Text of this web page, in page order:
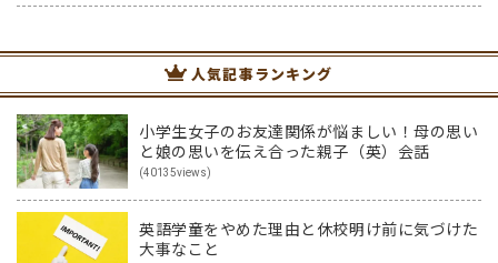
人気記事ランキング
小学生女子のお友達関係が悩ましい！母の思い
と娘の思いを伝え合った親子（英）会話
(40135views)
英語学童をやめた理由と休校明け前に気づけた
大事なこと